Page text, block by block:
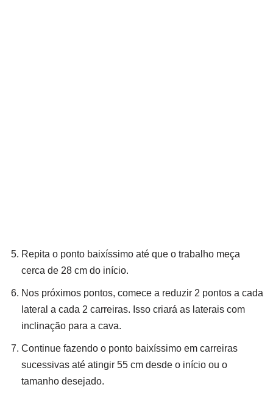
Repita o ponto baixíssimo até que o trabalho meça
cerca de 28 cm do início.
Nos próximos pontos, comece a reduzir 2 pontos a cada
lateral a cada 2 carreiras. Isso criará as laterais com
inclinação para a cava.
Continue fazendo o ponto baixíssimo em carreiras
sucessivas até atingir 55 cm desde o início ou o
tamanho desejado.